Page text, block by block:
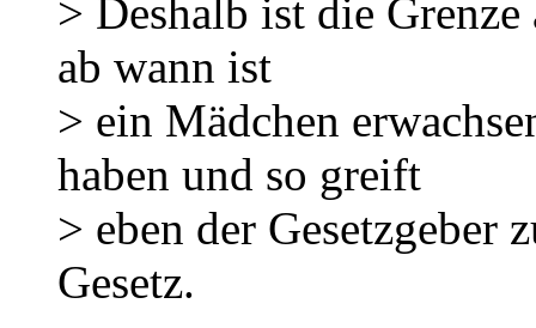
> Deshalb ist die
ab wann ist
> ein Mädchen
haben und so greift
> eben der Gesetzgeber
Gesetz.